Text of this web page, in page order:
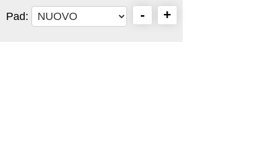
Pad: - +